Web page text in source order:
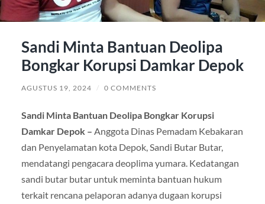
Sandi Minta Bantuan Deolipa
Bongkar Korupsi Damkar Depok
AGUSTUS 19, 2024 / 0 COMMENTS
Sandi Minta Bantuan Deolipa Bongkar Korupsi
Damkar Depok – Anggota Dinas Pemadam Kebakaran
dan Penyelamatan kota Depok, Sandi Butar Butar,
mendatangi pengacara deoplima yumara. Kedatangan
sandi butar butar untuk meminta bantuan hukum
terkait rencana pelaporan adanya dugaan korupsi